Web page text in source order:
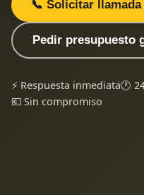
📞 Solicitar llamada
Pedir presupuesto
⚡ Respuesta inmediata🕐
💶 Sin compromiso